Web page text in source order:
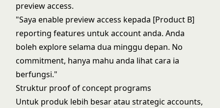
preview access.
"Saya enable preview access kepada [Product B]
reporting features untuk account anda. Anda
boleh explore selama dua minggu depan. No
commitment, hanya mahu anda lihat cara ia
berfungsi."
Struktur proof of concept programs
Untuk produk lebih besar atau strategic accounts,